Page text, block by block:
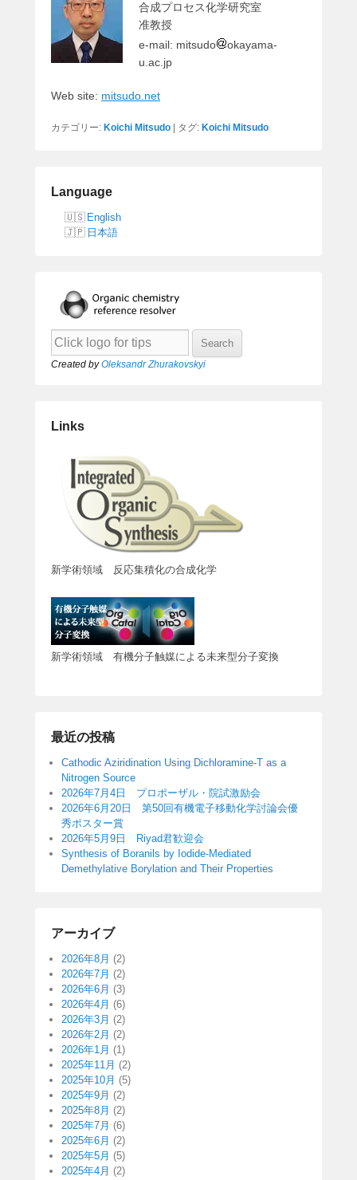
合成プロセス化学研究室
准教授
e-mail: mitsudo
okayama-
u.ac.jp
Web site: mitsudo.net
カテゴリー: Koichi Mitsudo | タグ: Koichi Mitsudo
Language
English
日本語
Created byOleksandr Zhurakovskyi
Links
新学術領域 反応集積化の合成化学
新学術領域 有機分子触媒による未来型分子変換
最近の投稿
Cathodic Aziridination Using Dichloramine-T as a
Nitrogen Source
2026年7月4日 プロポーザル・院試激励会
2026年6月20日 第50回有機電子移動化学討論会優
秀ポスター賞
2026年5月9日 Riyad君歓迎会
Synthesis of Boranils by Iodide-Mediated
Demethylative Borylation and Their Properties
アーカイブ
2026年8月 (2)
2026年7月 (2)
2026年6月 (3)
2026年4月 (6)
2026年3月 (2)
2026年2月 (2)
2026年1月 (1)
2025年11月 (2)
2025年10月 (5)
2025年9月 (2)
2025年8月 (2)
2025年7月 (6)
2025年6月 (2)
2025年5月 (5)
2025年4月 (2)